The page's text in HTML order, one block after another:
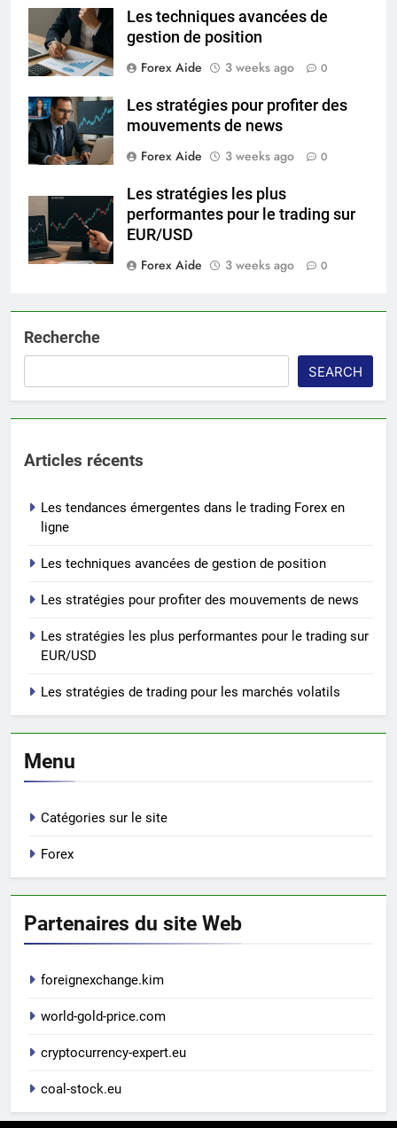
Les techniques avancées de
gestion de position
Forex Aide
3 weeks ago 0
Les stratégies pour profiter des
mouvements de news
Forex Aide
3 weeks ago 0
Les stratégies les plus
performantes pour le trading sur
EUR/USD
Forex Aide
3 weeks ago 0
Recherche
SEARCH
Articles récents
Les tendances émergentes dans le trading Forex en
ligne
Les techniques avancées de gestion de position
Les stratégies pour profiter des mouvements de news
Les stratégies les plus performantes pour le trading sur
EUR/USD
Les stratégies de trading pour les marchés volatils
Menu
Catégories sur le site
Forex
Partenaires du site Web
foreignexchange.kim
world-gold-price.com
cryptocurrency-expert.eu
coal-stock.eu